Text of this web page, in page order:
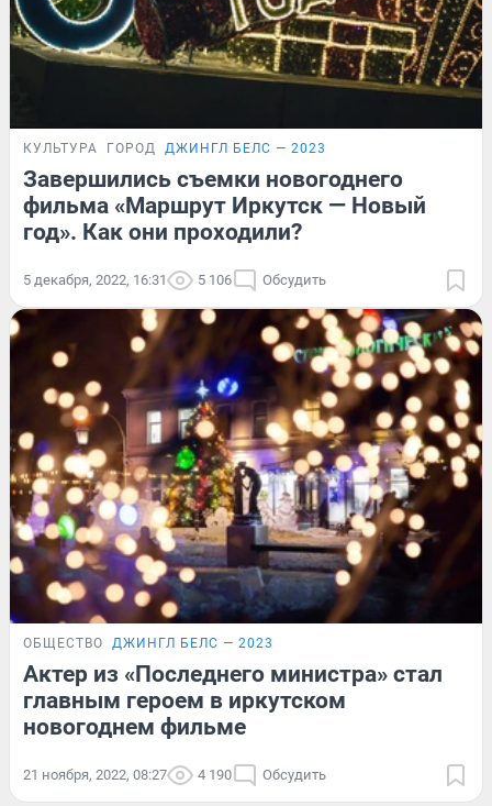
КУЛЬТУРА ГОРОД ДЖИНГЛ БЕЛС — 2023
Завершились съемки новогоднего
фильма «Маршрут Иркутск — Новый
год». Как они проходили?
5 декабря, 2022, 16:31 5 106 Обсудить
ОБЩЕСТВО ДЖИНГЛ БЕЛС — 2023
Актер из «Последнего министра» стал
главным героем в иркутском
новогоднем фильме
21 ноября, 2022, 08:27 4 190 Обсудить